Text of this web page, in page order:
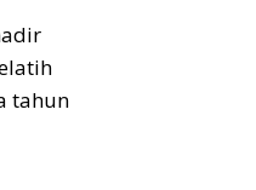
tahun